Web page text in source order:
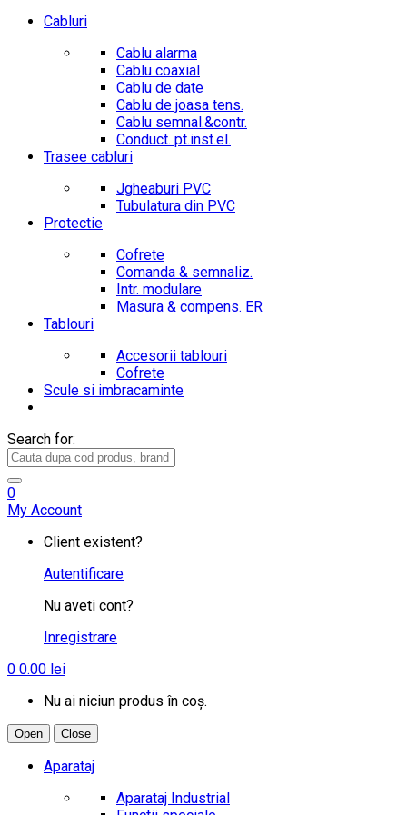
Cabluri
Cablu alarma
Cablu coaxial
Cablu de date
Cablu de joasa tens.
Cablu semnal.&contr.
Conduct. pt.inst.el.
Trasee cabluri
Jgheaburi PVC
Tubulatura din PVC
Protectie
Cofrete
Comanda & semnaliz.
Intr. modulare
Masura & compens. ER
Tablouri
Accesorii tablouri
Cofrete
Scule si imbracaminte
Search for:
0
My Account
Client existent?
Autentificare
Nu aveti cont?
Inregistrare
0 0.00 lei
Nu ai niciun produs în coș.
Open Close
Aparataj
Aparataj Industrial